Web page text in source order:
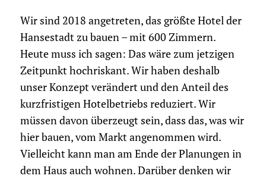
Wir sind 2018 angetreten, das größte Hotel der
Hansestadt zu bauen – mit 600 Zimmern.
Heute muss ich sagen: Das wäre zum jetzigen
Zeitpunkt hochriskant. Wir haben deshalb
unser Konzept verändert und den Anteil des
kurzfristigen Hotelbetriebs reduziert. Wir
müssen davon überzeugt sein, dass das, was wir
hier bauen, vom Markt angenommen wird.
Vielleicht kann man am Ende der Planungen in
dem Haus auch wohnen. Darüber denken wir